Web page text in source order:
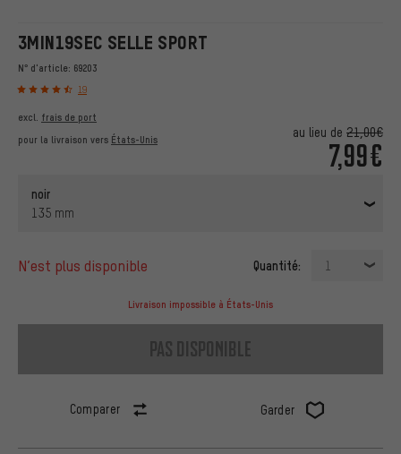
3MIN19SEC SELLE SPORT
N° d'article: 69203
19
au lieu de 21,00€
7,99€
excl. frais de port
pour la livraison vers États-Unis
noir
135 mm
n’est plus disponible Quantité: 1
Livraison impossible à États-Unis
pas disponible
Comparer Garder